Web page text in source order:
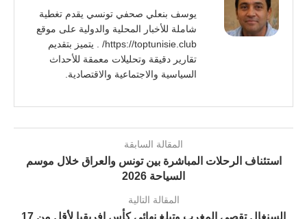
يوسف بنعلي صحفي تونسي يقدم تغطية
شاملة للأخبار المحلية والدولية على موقع
https://toptunisie.club/ . يتميز بتقديم
تقارير دقيقة وتحليلات معمقة للأحداث
السياسية والاجتماعية والاقتصادية.
المقالة السابقة
استئناف الرحلات المباشرة بين تونس والعراق خلال موسم
السياحة 2026
المقالة التالية
السنغال تقصي المغرب وتبلغ نهائي كأس إفريقيا لأقل من 17